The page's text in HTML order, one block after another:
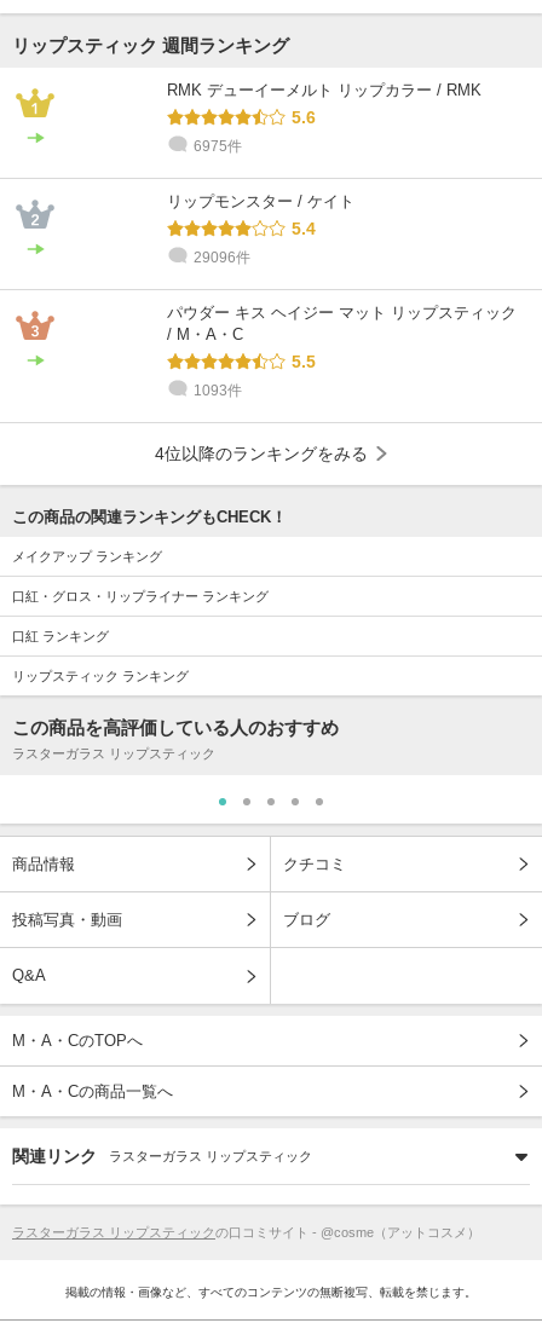
リップスティック 週間ランキング
RMK デューイーメルト リップカラー / RMK
5.6
6975件
リップモンスター / ケイト
5.4
29096件
パウダー キス ヘイジー マット リップスティック
/ M・A・C
5.5
1093件
4位以降のランキングをみる
この商品の関連ランキングもCHECK！
メイクアップ ランキング
口紅・グロス・リップライナー ランキング
口紅 ランキング
リップスティック ランキング
この商品を高評価している人のおすすめ
ラスターガラス リップスティック
商品情報 クチコミ
投稿写真・動画 ブログ
Q&A
M・A・CのTOPへ
M・A・Cの商品一覧へ
関連リンク ラスターガラス リップスティック
ラスターガラス リップスティックの口コミサイト - @cosme（アットコスメ）
掲載の情報・画像など、すべてのコンテンツの無断複写、転載を禁じます。